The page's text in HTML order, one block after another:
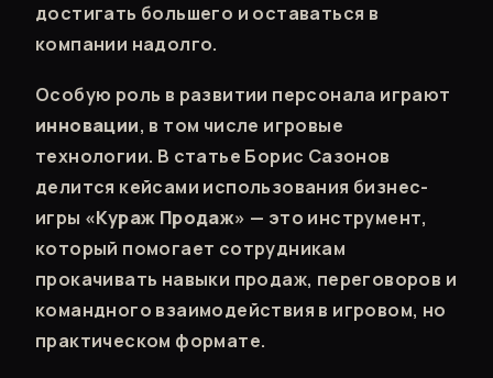
достигать большего и оставаться в
компании надолго.
Особую роль в развитии персонала играют
инновации, в том числе игровые
технологии. В статье Борис Сазонов
делится кейсами использования бизнес-
игры «Кураж Продаж» — это инструмент,
который помогает сотрудникам
прокачивать навыки продаж, переговоров и
командного взаимодействия в игровом, но
практическом формате.